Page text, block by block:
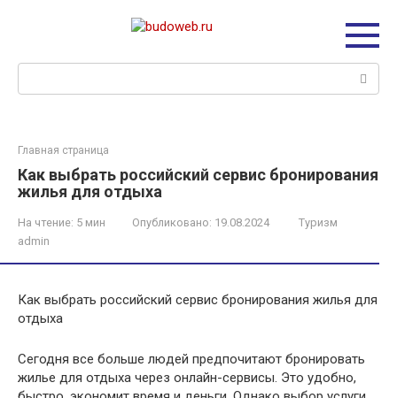
Главная страница
Как выбрать российский сервис бронирования
жилья для отдыха
На чтение: 5 мин Опубликовано: 19.08.2024
Туризм
admin
Как выбрать российский сервис бронирования жилья для
отдыха
Сегодня все больше людей предпочитают бронировать
жилье для отдыха через онлайн-сервисы. Это удобно,